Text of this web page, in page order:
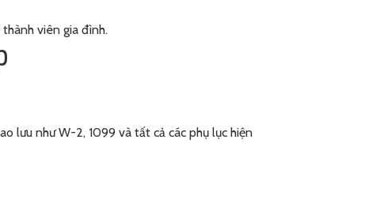
viên gia đình.
lưu như W-2, 1099 và tất cả các phụ lục hiện